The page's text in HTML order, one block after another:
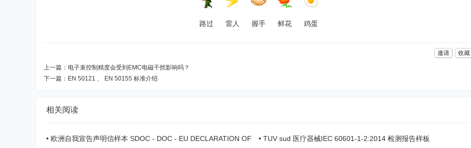
路过 雷人 握手 鲜花 鸡蛋
收藏
邀请
上一篇： 电子束控制精度会受到EMC电磁干扰影响吗？
下一篇： EN 50121 、 EN 50155 标准介绍
相关阅读
• 欧洲自我宣告声明信样本 SDOC - DOC - EU DECLARATION OF
• TUV sud 医疗器械IEC 60601-1-2:2014 检测报告样板